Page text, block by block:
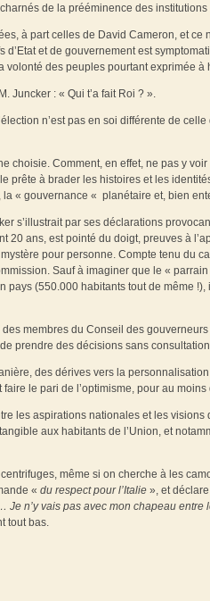
de la prééminence des
à part celles de David Cameron, et ce
et de gouvernement est
des peuples pourtant exprimée à
Juncker : « Qui t’a fait Roi ? ».
n’est pas en soi différente de
choisie. Comment, en effet, ne pas y
prête à brader les histoires et les
« gouvernance « planétaire et, bien
s’illustrait par ses déclarations
ans, est pointé du doigt, preuves à
pour personne. Compte tenu du
Sauf à imaginer que le «
(550.000 habitants tout de même
membres du Conseil des
prendre des décisions sans
des dérives vers la
le pari de l’optimisme, pour au
les aspirations nationales et les
aux habitants de l’Union, et
même si on cherche à les
« du respect pour l’Italie », et déclare
Je n’y vais pas avec mon chapeau entre
tout bas.